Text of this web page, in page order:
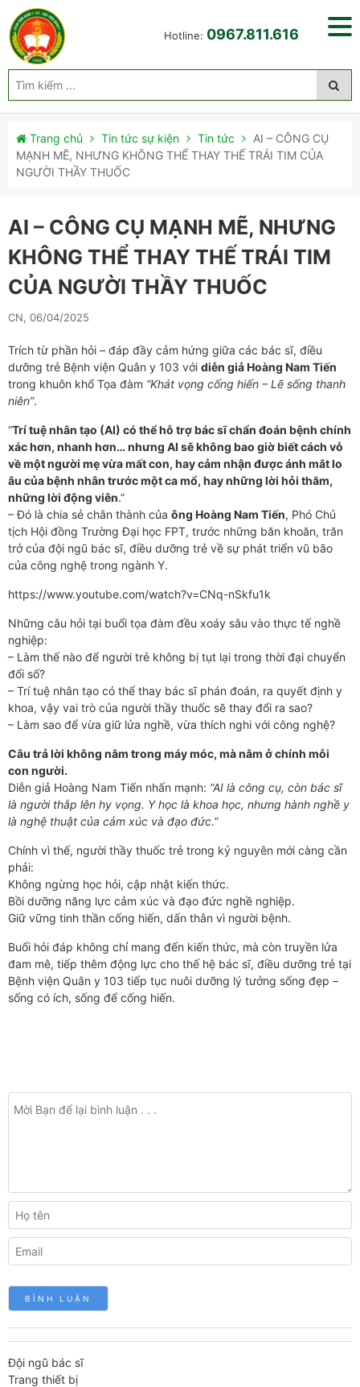
Hotline: 0967.811.616
Trang chủ Tin tức sự kiện Tin tức
AI – CÔNG CỤ
MẠNH MẼ, NHƯNG KHÔNG THỂ THAY THẾ TRÁI TIM CỦA
NGƯỜI THẦY THUỐC
AI – CÔNG CỤ MẠNH MẼ, NHƯNG
KHÔNG THỂ THAY THẾ TRÁI TIM
CỦA NGƯỜI THẦY THUỐC
CN, 06/04/2025
Trích từ phần hỏi – đáp đầy cảm hứng giữa các bác sĩ, điều
dưỡng trẻ Bệnh viện Quân y 103 với diễn giả Hoàng Nam Tiến
trong khuôn khổ Tọa đàm “Khát vọng cống hiến – Lẽ sống thanh
niên”.
“Trí tuệ nhân tạo (AI) có thể hỗ trợ bác sĩ chẩn đoán bệnh chính
xác hơn, nhanh hơn… nhưng AI sẽ không bao giờ biết cách vỗ
về một người mẹ vừa mất con, hay cảm nhận được ánh mắt lo
âu của bệnh nhân trước một ca mổ, hay những lời hỏi thăm,
những lời động viên.”
– Đó là chia sẻ chân thành của ông Hoàng Nam Tiến, Phó Chủ
tịch Hội đồng Trường Đại học FPT, trước những băn khoăn, trăn
trở của đội ngũ bác sĩ, điều dưỡng trẻ về sự phát triển vũ bão
của công nghệ trong ngành Y.
https://www.youtube.com/watch?v=CNq-nSkfu1k
Những câu hỏi tại buổi tọa đàm đều xoáy sâu vào thực tế nghề
nghiệp:
– Làm thế nào để người trẻ không bị tụt lại trong thời đại chuyển
đổi số?
– Trí tuệ nhân tạo có thể thay bác sĩ phán đoán, ra quyết định y
khoa, vậy vai trò của người thầy thuốc sẽ thay đổi ra sao?
– Làm sao để vừa giữ lửa nghề, vừa thích nghi với công nghệ?
Câu trả lời không nằm trong máy móc, mà nằm ở chính mỗi
con người.
Diễn giả Hoàng Nam Tiến nhấn mạnh: “AI là công cụ, còn bác sĩ
là người thắp lên hy vọng. Y học là khoa học, nhưng hành nghề y
là nghệ thuật của cảm xúc và đạo đức.”
Chính vì thế, người thầy thuốc trẻ trong kỷ nguyên mới càng cần
phải:
Không ngừng học hỏi, cập nhật kiến thức.
Bồi dưỡng năng lực cảm xúc và đạo đức nghề nghiệp.
Giữ vững tinh thần cống hiến, dấn thân vì người bệnh.
Buổi hỏi đáp không chỉ mang đến kiến thức, mà còn truyền lửa
đam mê, tiếp thêm động lực cho thế hệ bác sĩ, điều dưỡng trẻ tại
Bệnh viện Quân y 103 tiếp tục nuôi dưỡng lý tưởng sống đẹp –
sống có ích, sống để cống hiến.
Đội ngũ bác sĩ
Trang thiết bị